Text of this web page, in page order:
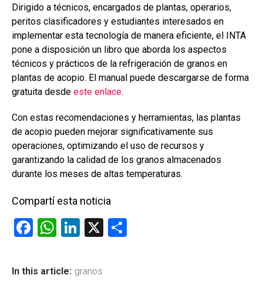
Dirigido a técnicos, encargados de plantas, operarios,
peritos clasificadores y estudiantes interesados en
implementar esta tecnología de manera eficiente, el INTA
pone a disposición un libro que aborda los aspectos
técnicos y prácticos de la refrigeración de granos en
plantas de acopio. El manual puede descargarse de forma
gratuita desde este enlace.
Con estas recomendaciones y herramientas, las plantas
de acopio pueden mejorar significativamente sus
operaciones, optimizando el uso de recursos y
garantizando la calidad de los granos almacenados
durante los meses de altas temperaturas.
Compartí esta noticia
F
ce
W
at
Li
ke
X
In this article: granos